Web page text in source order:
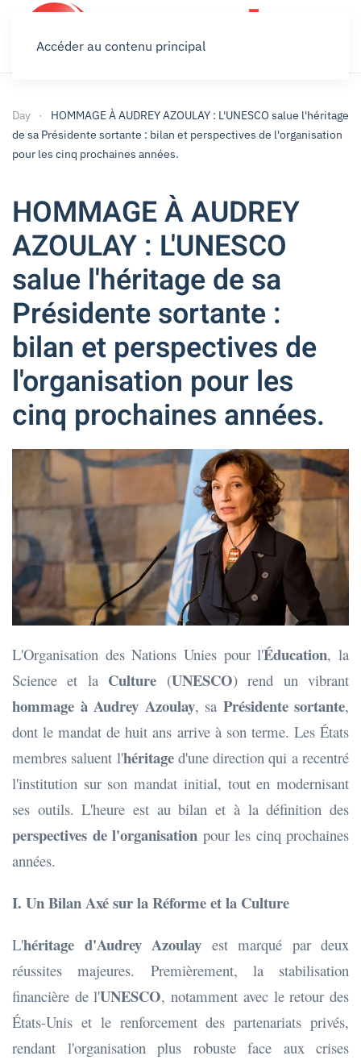
Accéder au contenu principal
Day
HOMMAGE À AUDREY AZOULAY : L'UNESCO salue l'héritage
de sa Présidente sortante : bilan et perspectives de l'organisation
pour les cinq prochaines années.
HOMMAGE À AUDREY
AZOULAY : L'UNESCO
salue l'héritage de sa
Présidente sortante :
bilan et perspectives de
l'organisation pour les
cinq prochaines années.
L'Organisation des Nations Unies pour l'Éducation, la
Science et la Culture (UNESCO) rend un vibrant
hommage à Audrey Azoulay, sa Présidente sortante,
dont le mandat de huit ans arrive à son terme. Les États
membres saluent l'héritaged'une direction qui a recentré
l'institution sur son mandat initial, tout en modernisant
ses outils. L'heure est au bilan et à la définition des
perspectives de l'organisation pour les cinq prochaines
années.
I. Un Bilan Axé sur la Réforme et la Culture
L'héritage d'Audrey Azoulay est marqué par deux
réussites majeures. Premièrement, la stabilisation
financière de l'UNESCO, notamment avec le retour des
États-Unis et le renforcement des partenariats privés,
rendant l'organisation plus robuste face aux crises